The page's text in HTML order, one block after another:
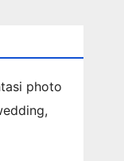
photo